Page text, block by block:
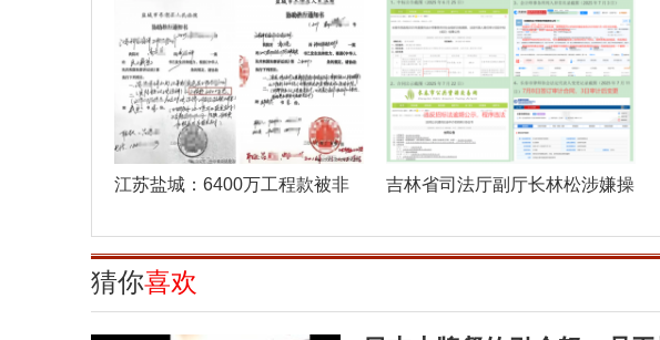
休克法官 疗事故彻
江苏盐城：6400万工程款被非 吉林省司法厅副厅长林松涉嫌操
猜你喜欢